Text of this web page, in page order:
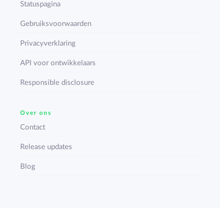
Statuspagina
Gebruiksvoorwaarden
Privacyverklaring
API voor ontwikkelaars
Responsible disclosure
Over ons
Contact
Release updates
Blog